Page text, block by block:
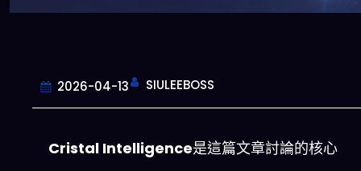
2026-04-13 SIULEEBOSS
Cristal Intelligence是這篇文章討論的核心